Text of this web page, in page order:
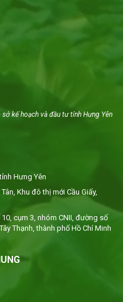
kế hoạch và đầu tư tỉnh Hưng Yên
Hưng Yên
Khu đô thị mới Cầu Giấy,
cụm 3, nhóm CNII, đường số
Thạnh, thành phố Hồ Chí Minh